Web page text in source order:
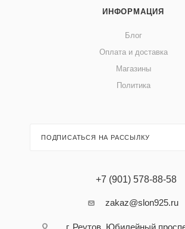
ИНФОРМАЦИЯ
Блог
Оплата и доставка
Магазины
Политика
ПОДПИСАТЬСЯ НА РАССЫЛКУ
+7 (901) 578-88-58
zakaz@slon925.ru
г. Реутов, Юбилейный